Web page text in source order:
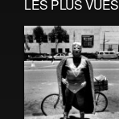
LES PLUS VUES